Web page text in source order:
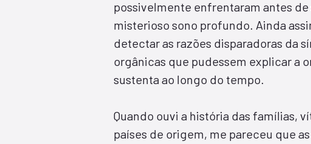
possivelmente enfrentaram antes
misterioso sono profundo. Ainda
detectar as razões disparadoras da
orgânicas que pudessem explicar a
sustenta ao longo do tempo.
Quando ouvi a história das famílias,
países de origem, me pareceu que